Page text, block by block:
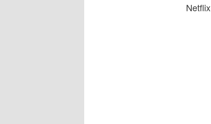
Netflix